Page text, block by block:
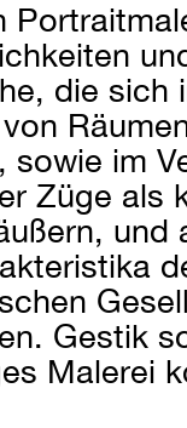
die sich
sowie im
Züge als
und
Gestik
Malerei